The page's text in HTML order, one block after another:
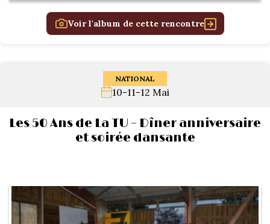
Voir l'album de cette rencontre
NATIONAL
10-11-12 Mai
Les 50 Ans de La TU – Dîner anniversaire
et soirée dansante